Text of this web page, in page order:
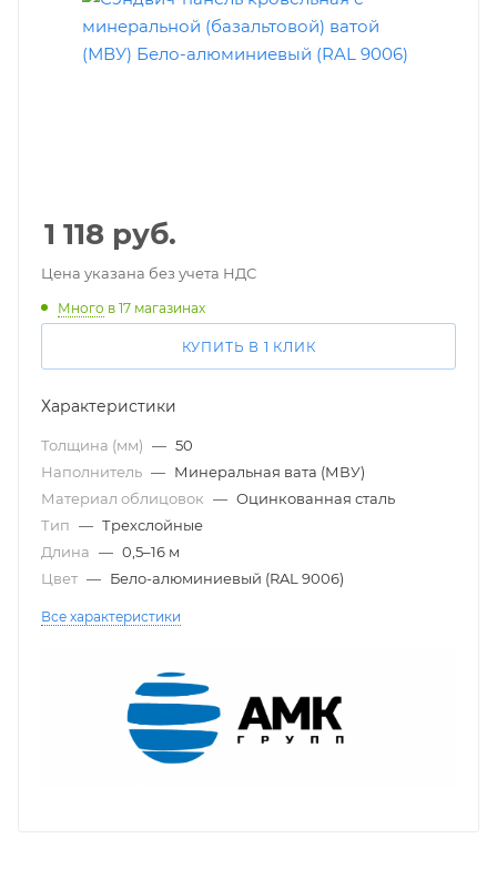
1 118 руб.
Цена указана без учета НДС
Много в 17 магазинах
КУПИТЬ В 1 КЛИК
Характеристики
Толщина (мм) — 50
Наполнитель — Минеральная вата (МВУ)
Материал облицовок — Оцинкованная сталь
Тип — Трехслойные
Длина — 0,5–16 м
Цвет — Бело-алюминиевый (RAL 9006)
Все характеристики